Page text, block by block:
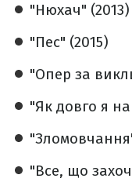
"Нюхач" (2013)
"Пес" (2015)
"Опер за
"Як довго я
"Все, що